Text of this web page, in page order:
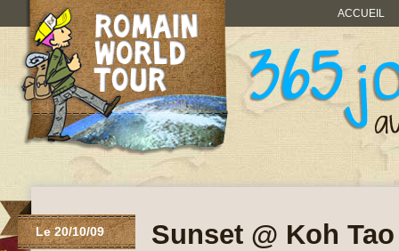
ACCUEIL
Le 20/10/09 Sunset @ Koh Tao